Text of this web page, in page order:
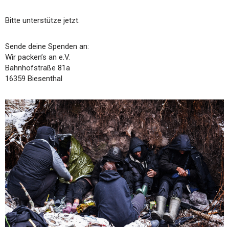
Bitte unterstütze jetzt.
Sende deine Spenden an:
Wir packen’s an e.V.
Bahnhofstraße 81a
16359 Biesenthal